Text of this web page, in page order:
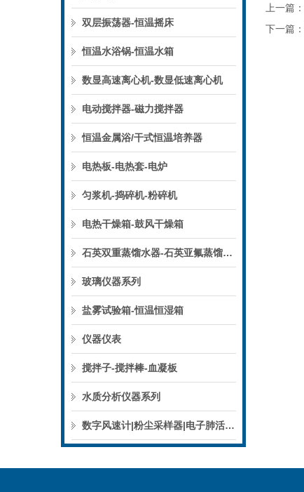
双层振荡器-恒温摇床
恒温水浴锅-恒温水箱
数显高速离心机-数显低速离心机
电动搅拌器-磁力搅拌器
恒温金属浴/干式恒温培养器
电热板-电热套-电炉
匀浆机-捣碎机-粉碎机
电热干燥箱-鼓风干燥箱
石英双重蒸馏水器-石英亚氟蒸馏水器
玻璃仪器系列
盐雾试验箱-恒温恒湿箱
仪器仪表
搅拌子-搅拌棒-血凝板
水质分析仪器系列
数字风速计|粉尘采样器|电子肺活量计
上一篇：
下一篇：